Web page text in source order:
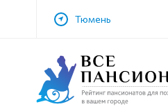
Тюмень